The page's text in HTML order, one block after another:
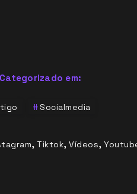
Categorizado em:
Socialmedia
, Tiktok,Vídeos,